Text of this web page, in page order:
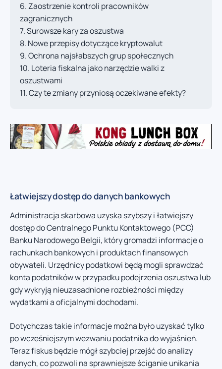
Zaostrzenie kontroli pracowników
zagranicznych
Surowsze kary za oszustwa
Nowe przepisy dotyczące kryptowalut
Ochrona najsłabszych grup społecznych
Loteria fiskalna jako narzędzie walki z
oszustwami
Czy te zmiany przyniosą oczekiwane efekty?
Łatwiejszy dostęp do danych bankowych
Administracja skarbowa uzyska szybszy i łatwiejszy
dostęp do Centralnego Punktu Kontaktowego (PCC)
Banku Narodowego Belgii, który gromadzi informacje o
rachunkach bankowych i produktach finansowych
obywateli. Urzędnicy podatkowi będą mogli sprawdzać
konta podatników w przypadku podejrzenia oszustwa lub
gdy wykryją nieuzasadnione rozbieżności między
wydatkami a oficjalnymi dochodami.
Dotychczas takie informacje można było uzyskać tylko
po wcześniejszym wezwaniu podatnika do wyjaśnień.
Teraz fiskus będzie mógł szybciej przejść do analizy
danych, co pozwoli na sprawniejsze ściganie unikania